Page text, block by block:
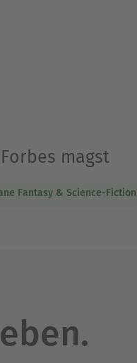
magst
Fantasy & Science-Fiction